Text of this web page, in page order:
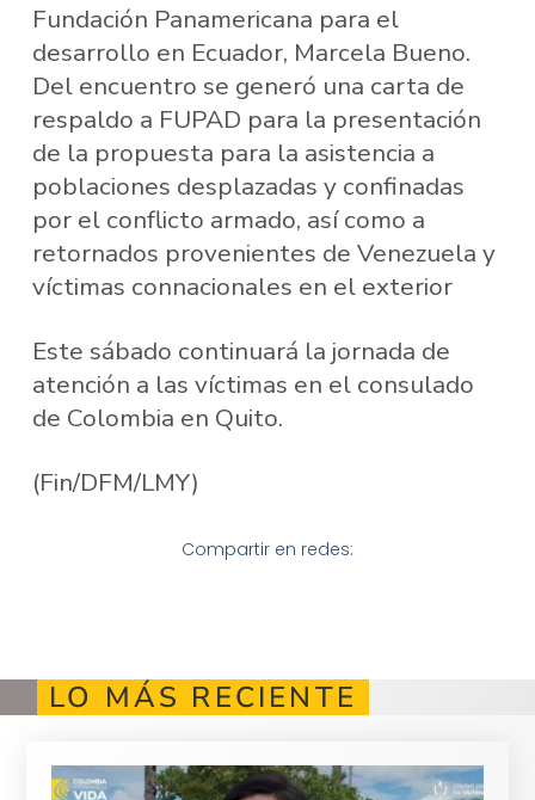
Fundación Panamericana para el
desarrollo en Ecuador, Marcela Bueno.
Del encuentro se generó una carta de
respaldo a FUPAD para la presentación
de la propuesta para la asistencia a
poblaciones desplazadas y confinadas
por el conflicto armado, así como a
retornados provenientes de Venezuela y
víctimas connacionales en el exterior
Este sábado continuará la jornada de
atención a las víctimas en el consulado
de Colombia en Quito.
(Fin/DFM/LMY)
Compartir en redes:
LO MÁS RECIENTE